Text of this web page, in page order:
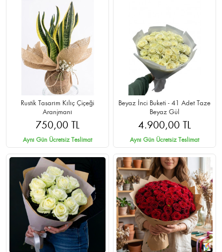
Rustik Tasarım Kılıç Çiçeği
Aranjmanı
750,00 TL
Aynı Gün Ücretsiz Teslimat
Beyaz İnci Buketi - 41 Adet Taze
Beyaz Gül
4.900,00 TL
Aynı Gün Ücretsiz Teslimat